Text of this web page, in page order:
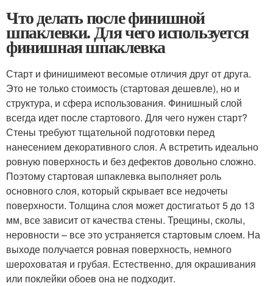
Что делать после финишной
шпаклевки. Для чего используется
финишная шпаклевка
Старт и финишимеют весомые отличия друг от друга.
Это не только стоимость (стартовая дешевле), но и
структура, и сфера использования. Финишный слой
всегда идет после стартового. Для чего нужен старт?
Стены требуют тщательной подготовки перед
нанесением декоративного слоя. А встретить идеально
ровную поверхность и без дефектов довольно сложно.
Поэтому стартовая шпаклевка выполняет роль
основного слоя, который скрывает все недочеты
поверхности. Толщина слоя может достигатьот 5 до 13
мм, все зависит от качества стены. Трещины, сколы,
неровности – все это устраняется стартовым слоем. На
выходе получается ровная поверхность, немного
шероховатая и грубая. Естественно, для окрашивания
или поклейки обоев она не подходит.